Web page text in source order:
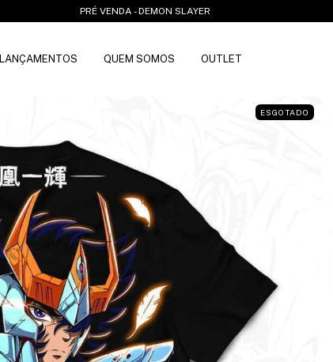
PRÉ VENDA - DEMON SLAYER
LANÇAMENTOS QUEM SOMOS OUTLET
ESGOTADO